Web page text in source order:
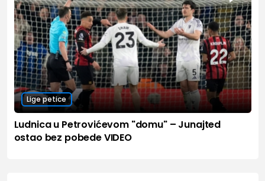
Lige petice
Ludnica u Petrovićevom "domu" – Junajted
ostao bez pobede VIDEO